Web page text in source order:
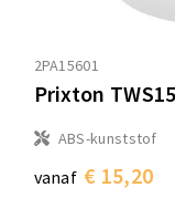
2PA15601
Prixton
ABS-kunststof
vanaf € 15,20